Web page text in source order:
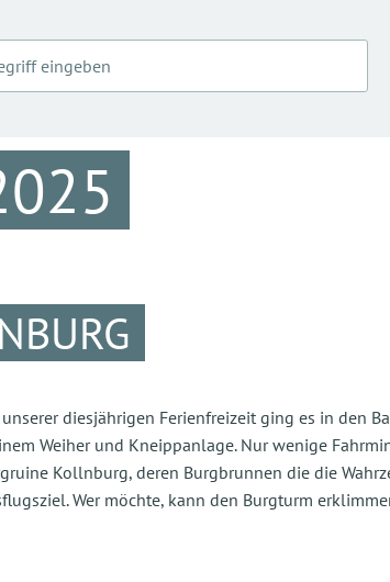
unserer diesjährigen Ferienfreizeit ging es in den
Weiher und Kneippanlage. Nur wenige
Kollnburg, deren Burgbrunnen die die
Wer möchte, kann den Burgturm